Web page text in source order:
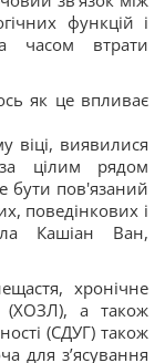
функцій і
часом втрати
як це впливає
віці, виявилися
цілим рядом
бути пов'язаний
поведінкових і
Кашіан Ван,
хронічне
(ХОЗЛ), а також
(СДУГ) також
для з’ясування